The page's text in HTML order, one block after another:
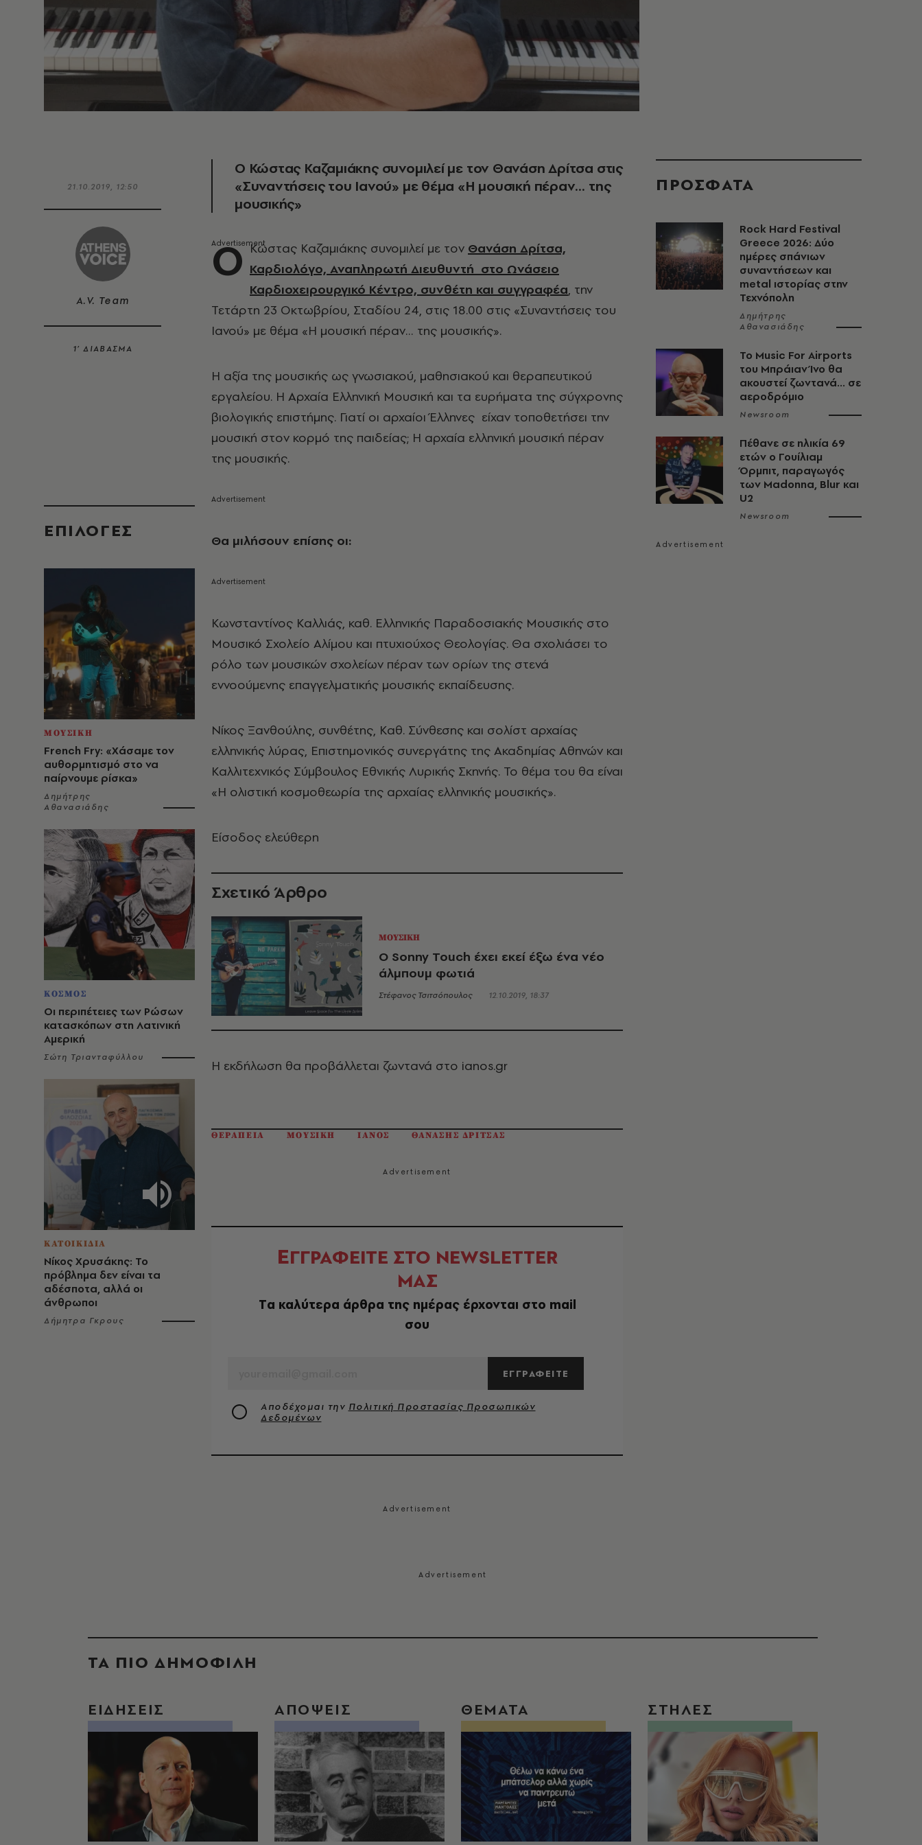
21.10.2019, 12:50
A.V. Team
1’ ΔΙΑΒΑΣΜΑ
EΠΙΛΟΓΈΣ
ΜΟΥΣΙΚΗ
French Fry: «Χάσαμε τον
αυθορμητισμό στο να
παίρνουμε ρίσκα»
Δημήτρης
Αθανασιάδης
ΚΟΣΜΟΣ
Οι περιπέτειες των Ρώσων
κατασκόπων στη Λατινική
Αμερική
Σώτη Τριανταφύλλου
ΚΑΤΟΙΚΙΔΙΑ
Νίκος Χρυσάκης: Το
πρόβλημα δεν είναι τα
αδέσποτα, αλλά οι
άνθρωποι
Δήμητρα Γκρους
Ο Κώστας Καζαμιάκης συνομιλεί με τον Θανάση Δρίτσα στις
«Συναντήσεις του Ιανού» με θέμα «Η μουσική πέραν… της
μουσικής»
Ο Κώστας Καζαμιάκης συνομιλεί με τον Θανάση Δρίτσα,
Καρδιολόγο, Αναπληρωτή Διευθυντή στο Ωνάσειο
Καρδιοχειρουργικό Κέντρο, συνθέτη και συγγραφέα, την
Τετάρτη 23 Οκτωβρίου, Σταδίου 24, στις 18.00 στις «Συναντήσεις του
Ιανού» με θέμα «Η μουσική πέραν… της μουσικής».
Η αξία της μουσικής ως γνωσιακού, μαθησιακού και θεραπευτικού
εργαλείου. Η Αρχαία Ελληνική Μουσική και τα ευρήματα της σύγχρονης
βιολογικής επιστήμης. Γιατί οι αρχαίοι Έλληνες είχαν τοποθετήσει την
μουσική στον κορμό της παιδείας; Η αρχαία ελληνική μουσική πέραν
της μουσικής.
Θα μιλήσουν επίσης οι:
Κωνσταντίνος Καλλιάς, καθ. Ελληνικής Παραδοσιακής Μουσικής στο
Μουσικό Σχολείο Αλίμου και πτυχιούχος Θεολογίας. Θα σχολιάσει το
ρόλο των μουσικών σχολείων πέραν των ορίων της στενά
εννοούμενης επαγγελματικής μουσικής εκπαίδευσης.
Νίκος Ξανθούλης, συνθέτης, Καθ. Σύνθεσης και σολίστ αρχαίας
ελληνικής λύρας, Επιστημονικός συνεργάτης της Ακαδημίας Αθηνών και
Καλλιτεχνικός Σύμβουλος Εθνικής Λυρικής Σκηνής. Το θέμα του θα είναι
«Η ολιστική κοσμοθεωρία της αρχαίας ελληνικής μουσικής».
Είσοδος ελεύθερη
Σχετικό Άρθρο
ΜΟΥΣΙΚΗ
Ο Sonny Touch έχει εκεί έξω ένα νέο
άλμπουμ φωτιά
Στέφανος Τσιτσόπουλος 12.10.2019, 18:37
Η εκδήλωση θα προβάλλεται ζωντανά στο ianos.gr
ΘΕΡΑΠΕΙΑ ΜΟΥΣΙΚΗ ΙΑΝΟΣ ΘΑΝΑΣΗΣ ΔΡΙΤΣΑΣ
ΕΓΓΡΑΦΕΙΤΕ ΣΤΟ NEWSLETTER
ΜΑΣ
Tα καλύτερα άρθρα της ημέρας έρχονται στο mail
σου
ΕΓΓΡΑΦΕΙΤΕ
Αποδέχομαι την Πολιτική Προστασίας Προσωπικών
Δεδομένων
ΠΡΟΣΦΑΤΑ
Rock Hard Festival
Greece 2026: Δύο
ημέρες σπάνιων
συναντήσεων και
metal ιστορίας στην
Τεχνόπολη
Δημήτρης
Αθανασιάδης
Το Music For Airports
του Μπράιαν Ίνο θα
ακουστεί ζωντανά... σε
αεροδρόμιο
Newsroom
Πέθανε σε ηλικία 69
ετών ο Γουίλιαμ
Όρμπιτ, παραγωγός
των Madonna, Blur και
U2
Newsroom
ΤΑ ΠΙΟ ΔΗΜΟΦΙΛΗ
ΕΙΔΗΣΕΙΣ ΑΠΟΨΕΙΣ ΘΕΜΑΤΑ ΣΤΗΛΕΣ